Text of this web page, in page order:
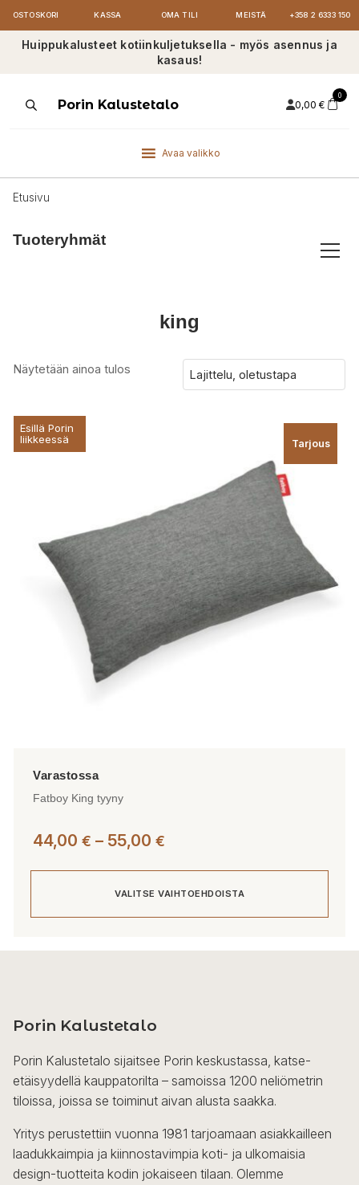
OSTOSKORI KASSA OMA TILI MEISTÄ +358 2 6333 150
Huippukalusteet kotiinkuljetuksella - myös asennus ja
kasaus!
ProductsPorin Kalustetalo 0,00 €
0
Avaa valikko
Etusivu
Tuoteryhmät
king
Näytetään ainoa tulos
Esillä Porin
liikkeessä
Tarjous
Fatboy King tyyny
44,00 € – 55,00 €
55,00 €
VALITSE VAIHTOEHDOISTA
muunnelma.
tehdä
valinnat
tuotteen
sivulla.
Porin Kalustetalo
Porin Kalustetalo sijaitsee Porin keskustassa, katse-
etäisyydellä kauppatorilta – samoissa 1200 neliömetrin
tiloissa, joissa se toiminut aivan alusta saakka.
Yritys perustettiin vuonna 1981 tarjoamaan asiakkailleen
laadukkaimpia ja kiinnostavimpia koti- ja ulkomaisia
design-tuotteita kodin jokaiseen tilaan. Olemme